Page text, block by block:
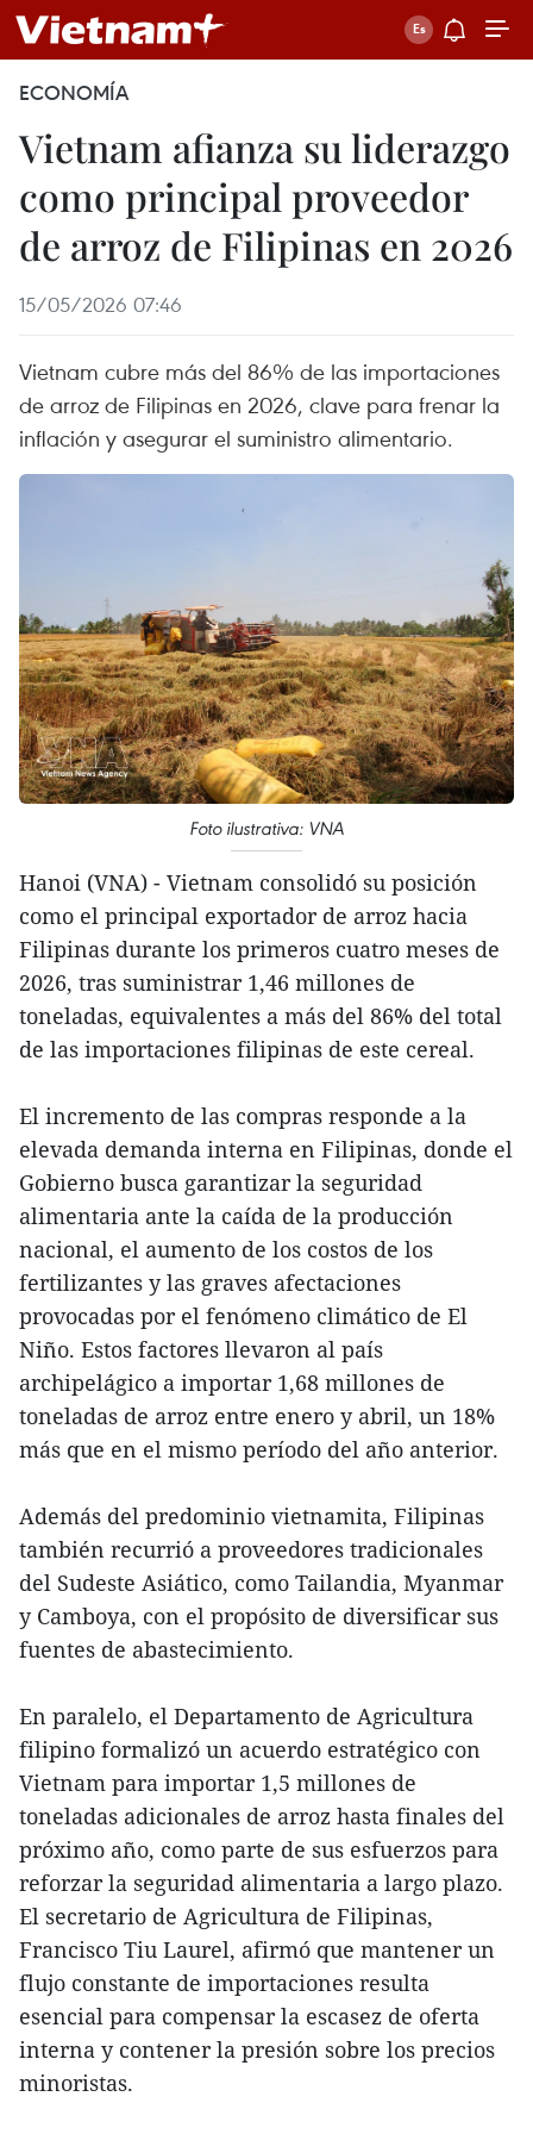
ECONOMÍA
Vietnam afianza su liderazgo
como principal proveedor
de arroz de Filipinas en 2026
15/05/2026 07:46
Vietnam cubre más del 86% de las importaciones
de arroz de Filipinas en 2026, clave para frenar la
inflación y asegurar el suministro alimentario.
Foto ilustrativa: VNA
Hanoi (VNA) - Vietnam consolidó su posición
como el principal exportador de arroz hacia
Filipinas durante los primeros cuatro meses de
2026, tras suministrar 1,46 millones de
toneladas, equivalentes a más del 86% del total
de las importaciones filipinas de este cereal.
El incremento de las compras responde a la
elevada demanda interna en Filipinas, donde el
Gobierno busca garantizar la seguridad
alimentaria ante la caída de la producción
nacional, el aumento de los costos de los
fertilizantes y las graves afectaciones
provocadas por el fenómeno climático de El
Niño. Estos factores llevaron al país
archipelágico a importar 1,68 millones de
toneladas de arroz entre enero y abril, un 18%
más que en el mismo período del año anterior.
Además del predominio vietnamita, Filipinas
también recurrió a proveedores tradicionales
del Sudeste Asiático, como Tailandia, Myanmar
y Camboya, con el propósito de diversificar sus
fuentes de abastecimiento.
En paralelo, el Departamento de Agricultura
filipino formalizó un acuerdo estratégico con
Vietnam para importar 1,5 millones de
toneladas adicionales de arroz hasta finales del
próximo año, como parte de sus esfuerzos para
reforzar la seguridad alimentaria a largo plazo.
El secretario de Agricultura de Filipinas,
Francisco Tiu Laurel, afirmó que mantener un
flujo constante de importaciones resulta
esencial para compensar la escasez de oferta
interna y contener la presión sobre los precios
minoristas.